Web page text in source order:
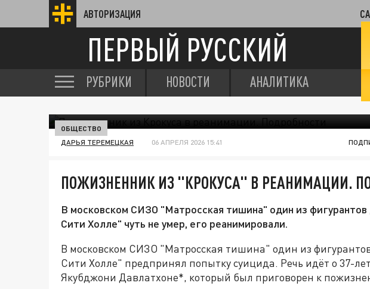
АВТОРИЗАЦИЯ
ПЕРВЫЙ РУССКИЙ
РУБРИКИ НОВОСТИ АНАЛИТИКА
ОБЩЕСТВО
ДАРЬЯ ТЕРЕМЕЦКАЯ 06 АПРЕЛЯ 2026 15:41
ПОЖИЗНЕННИК ИЗ "КРОКУСА" В РЕАНИМАЦИИ.
В московском СИЗО "Матросская тишина" один из фигурантов
Сити Холле" чуть не умер, его реанимировали.
В московском СИЗО "Матросская тишина" один из
Сити Холле" предпринял попытку суицида. Речь идёт о 37-
Якубджони Давлатхоне*, который был приговорен к